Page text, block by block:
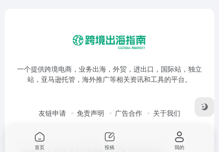
一个提供跨境电商，业务出海，外贸，进出口，国际站，独立
站，亚马逊托管，海外推广等相关资讯和工具的平台。
友链申请 免责声明 广告合作 关于我们
Copyright © 2026 鲁ICP备17053280号-1
首页 投稿 我的